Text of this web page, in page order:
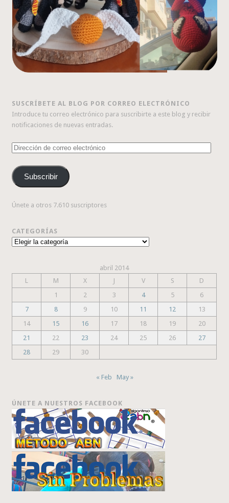
SUSCRÍBETE AL BLOG POR CORREO ELECTRÓNICO
Introduce tu correo electrónico para suscribirte a este blog y recibir
notificaciones de nuevas entradas.
Dirección
correo
electrónico
Subscribir
Únete a otros 7.610 suscriptores
CATEGORÍAS
Categorías
abril 2014
L
M X J V S
D
1
2 3 4 5
6
7
8 9 10 11 12
13
14
15 16 17 18 19
20
21
22 23 24 25 26
27
28
29 30
« Feb May »
ÚNETE A NUESTROS FACEBOOK